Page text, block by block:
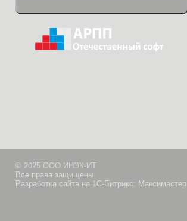
© 2025 ООО ИНЭК-ИТ
Все права защищены
Разработка сайта на 1С-Битрикс: Максимастер